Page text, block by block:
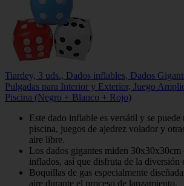
Tiardey, 3 uds., Dados inflables, Dados
Pulgadas para Interior y Exterior, Juego
Piscina (Negro + Blanco + Rojo)
Este dado inflable es versátil y se puede
piscina, juegos de ajedrez volador y
aire libre.
Los dados gigantes miden 30x30x30cm
inflados, así que disfruta de la diversión
Boquillas de gas especialmente
aire durante el proceso de lanzamiento.